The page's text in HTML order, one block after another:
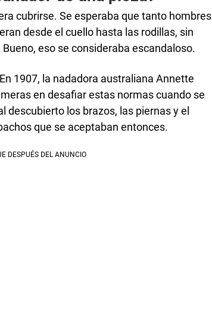
cubrirse. Se esperaba que tanto hombres
desde el cuello hasta las rodillas, sin
eso se consideraba escandaloso.
1907, la nadadora australiana Annette
en desafiar estas normas cuando se
descubierto los brazos, las piernas y el
que se aceptaban entonces.